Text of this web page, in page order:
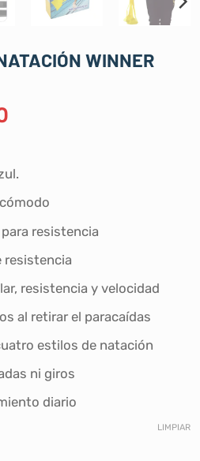
WINNER
El
es:
S/35.00.
resistencia
resistencia
resistencia y velocidad
al retirar el paracaídas
estilos de natación
ni giros
diario
LIMPIAR